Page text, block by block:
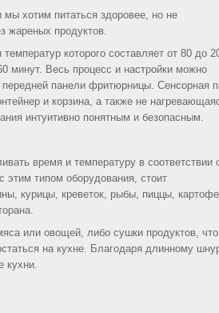
мы хотим питаться здоровее, но не
жареных продуктов.
которого составляет от 80 до
минут. Весь процесс и настройки можно
панели фритюрницы. Сенсорная
и корзина, а также не
интуитивно понятным и безопасным.
время и температуру в соответствии
типом оборудования, стоит
курицы, креветок, рыбы, пиццы,
или овощей, либо сушки продуктов, что
на кухне. Благодаря длинному
кухни.